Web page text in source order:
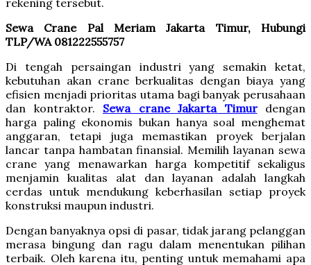
rekening tersebut.
Sewa Crane Pal Meriam Jakarta Timur, Hubungi
TLP/WA 081222555757
Di tengah persaingan industri yang semakin ketat,
kebutuhan akan crane berkualitas dengan biaya yang
efisien menjadi prioritas utama bagi banyak perusahaan
dan kontraktor. Sewa crane Jakarta Timurdengan
harga paling ekonomis bukan hanya soal menghemat
anggaran, tetapi juga memastikan proyek berjalan
lancar tanpa hambatan finansial. Memilih layanan sewa
crane yang menawarkan harga kompetitif sekaligus
menjamin kualitas alat dan layanan adalah langkah
cerdas untuk mendukung keberhasilan setiap proyek
konstruksi maupun industri.
Dengan banyaknya opsi di pasar, tidak jarang pelanggan
merasa bingung dan ragu dalam menentukan pilihan
terbaik. Oleh karena itu, penting untuk memahami apa